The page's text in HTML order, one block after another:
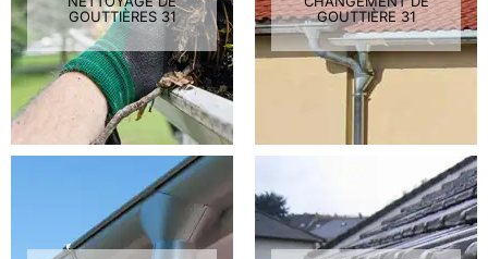
GOUTTIÈRES 31
GOUTTIÈRE 31